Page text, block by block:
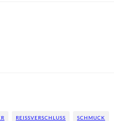
REISSVERSCHLUSS SCHMUCK